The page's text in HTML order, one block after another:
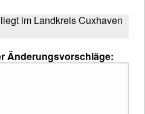
im Landkreis Cuxhaven
Änderungsvorschläge: